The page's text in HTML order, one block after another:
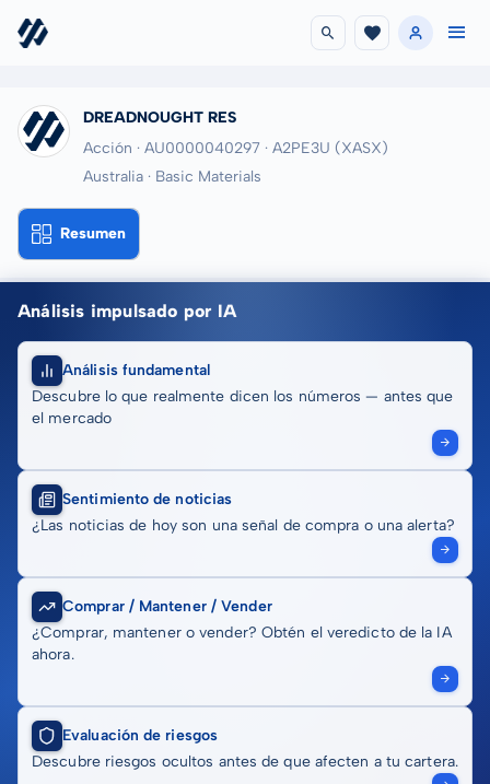
DREADNOUGHT RES
Acción · AU0000040297 · A2PE3U (XASX)
Australia · Basic Materials
Resumen
Análisis impulsado por IA
Análisis fundamental
Descubre lo que realmente dicen los números — antes que
el mercado
Sentimiento de noticias
¿Las noticias de hoy son una señal de compra o una alerta?
Comprar / Mantener / Vender
¿Comprar, mantener o vender? Obtén el veredicto de la IA
ahora.
Evaluación de riesgos
Descubre riesgos ocultos antes de que afecten a tu cartera.